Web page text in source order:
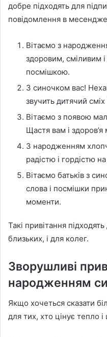
добре підходять для
повідомлення в
Вітаємо з
здоровим, сміливим
посмішкою.
З синочком вас!
звучить дитячий
Вітаємо з появою
Щастя вам і
З народженням
радістю і гордістю
Вітаємо батьків з
слова і посмішки
моменти.
Такі привітання
близьких, і для колег.
Зворушливі
народженням
Якщо хочеться сказати
для тих, хто цінує тепло і